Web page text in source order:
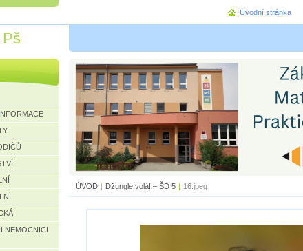
ÚVOD | Džungle volá! – ŠD 5 | 16.jpeg
NEMOCNICI
Úvodní stránka